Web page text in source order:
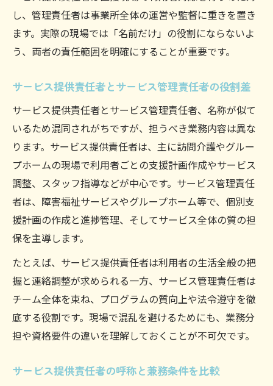
し、管理責任者は事業所全体の運営や監督に重きを置き
ます。実際の現場では「名前だけ」の役割にならないよ
う、両者の責任範囲を明確にすることが重要です。
サービス提供責任者とサービス管理責任者の役割差
サービス提供責任者とサービス管理責任者、名称が似て
いるため混同されがちですが、担うべき業務内容は異な
ります。サービス提供責任者は、主に訪問介護やグルー
プホームの現場で利用者ごとの支援計画作成やサービス
調整、スタッフ指導などが中心です。サービス管理責任
者は、障害福祉サービスやグループホーム等で、個別支
援計画の作成と進捗管理、そしてサービス全体の質の担
保を主導します。
たとえば、サービス提供責任者は利用者の生活全般の把
握と連絡調整が求められる一方、サービス管理責任者は
チーム全体を束ね、プログラムの質向上や法令遵守を徹
底する役割です。現場で混乱を避けるためにも、業務分
担や資格要件の違いを理解しておくことが不可欠です。
サービス提供責任者の呼称と兼務条件を比較